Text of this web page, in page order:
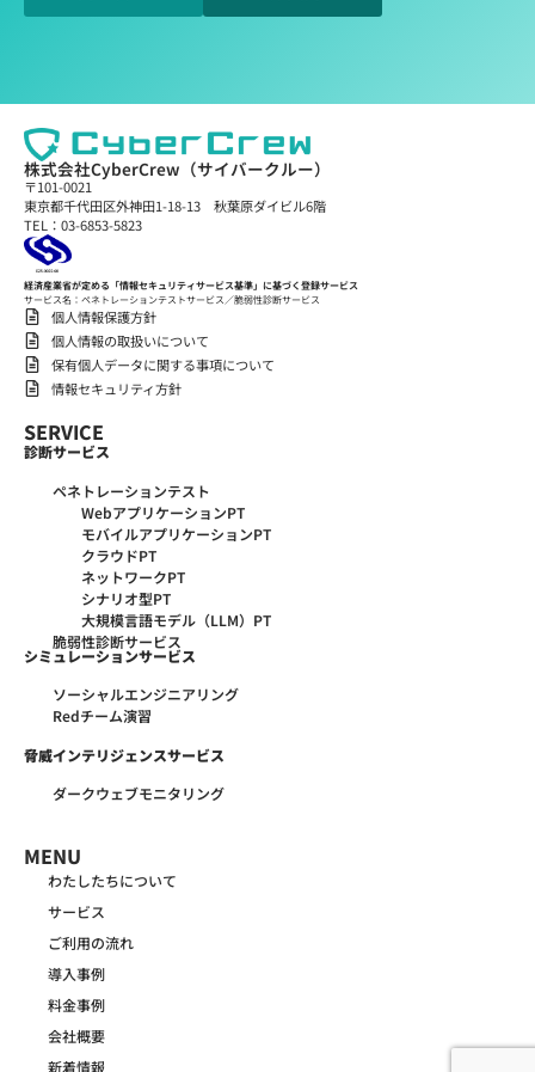
株式会社CyberCrew（サイバークルー）
〒101-0021
東京都千代田区外神田1-18-13 秋葉原ダイビル6階
TEL：03-6853-5823
経済産業省が定める「情報セキュリティサービス基準」に基づく登録サービス
サービス名：ペネトレーションテストサービス／脆弱性診断サービス
個人情報保護方針
個人情報の取扱いについて
保有個人データに関する事項について
情報セキュリティ方針
SERVICE
診断サービス
ペネトレーションテスト
WebアプリケーションPT
モバイルアプリケーションPT
クラウドPT
ネットワークPT
シナリオ型PT
大規模言語モデル（LLM）PT
脆弱性診断サービス
シミュレーションサービス
ソーシャルエンジニアリング
Redチーム演習
脅威インテリジェンスサービス
ダークウェブモニタリング
MENU
わたしたちについて
サービス
ご利用の流れ
導入事例
料金事例
会社概要
新着情報